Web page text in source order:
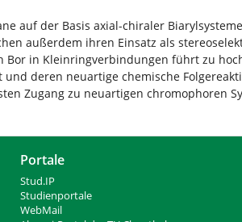
auf der Basis axial-chiraler
außerdem ihren Einsatz als
Bor in Kleinringverbindungen führt zu
deren neuartige chemische
Zugang zu neuartigen chromophoren
Portale
Stud.IP
Studienportale
WebMail